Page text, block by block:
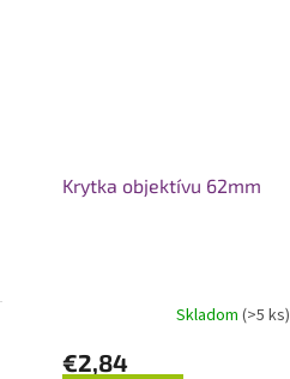
Krytka objektívu 62mm
produktu
Skladom (>5 ks)
€2,84